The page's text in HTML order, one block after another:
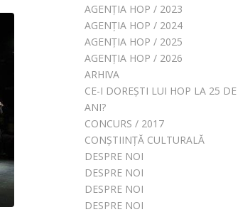
AGENȚIA HOP / 2023
AGENȚIA HOP / 2024
AGENȚIA HOP / 2025
AGENȚIA HOP / 2026
ARHIVA
CE-I DOREȘTI LUI HOP LA 25 DE
ANI?
CONCURS / 2017
CONȘTIINȚĂ CULTURALĂ
DESPRE NOI
DESPRE NOI
DESPRE NOI
DESPRE NOI